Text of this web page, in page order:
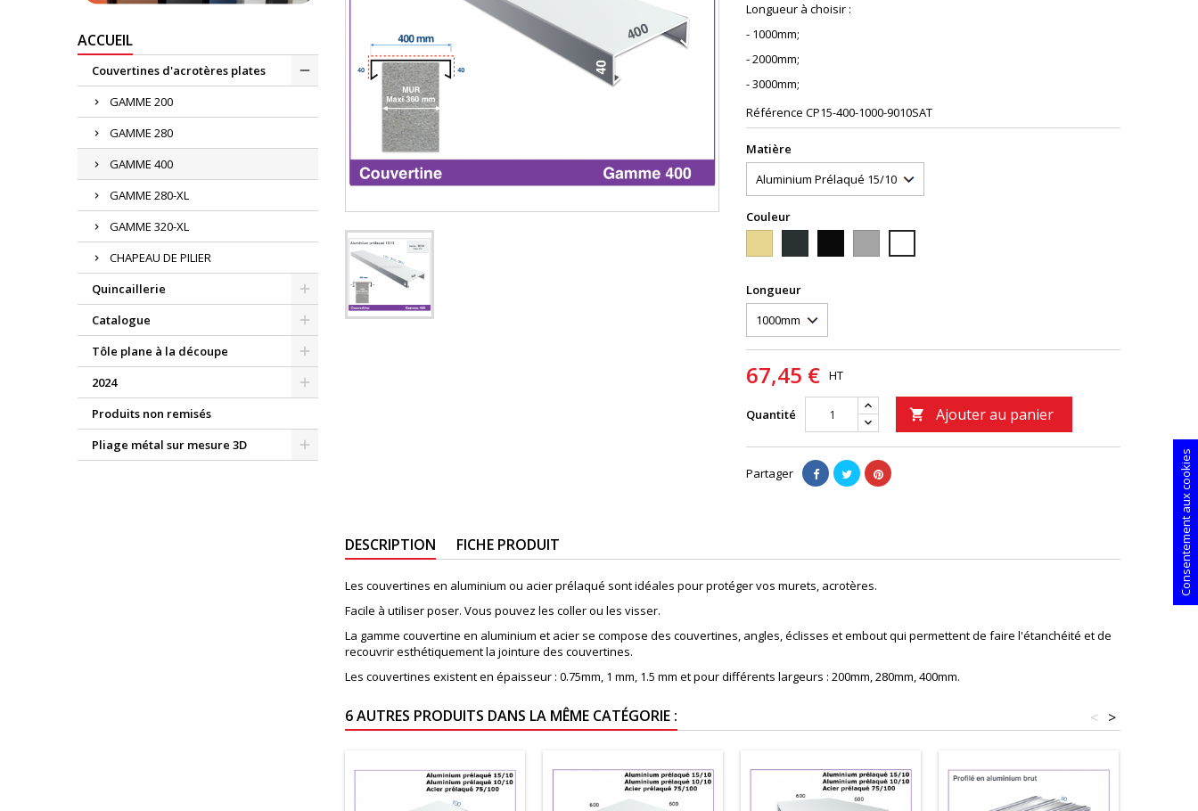
ACCUEIL
Couvertines d'acrotères plates
GAMME 200
GAMME 280
GAMME 400
GAMME 280-XL
GAMME 320-XL
CHAPEAU DE PILIER
Quincaillerie
Catalogue
Tôle plane à la découpe
2024
Produits non remisés
Pliage métal sur mesure 3D
Longueur à choisir :
- 1000mm;
- 2000mm;
- 3000mm;
Référence CP15-400-1000-9010SAT
Matière
Couleur
Longueur
67,45 € HT
Quantité  Ajouter au panier
Partager
DESCRIPTION FICHE PRODUIT
Les couvertines en aluminium ou acier prélaqué sont idéales pour protéger vos murets, acrotères.
Facile à utiliser poser. Vous pouvez les coller ou les visser.
La gamme couvertine en aluminium et acier se compose des couvertines, angles, éclisses et embout qui permettent de faire l'étanchéité et de
recouvrir esthétiquement la jointure des couvertines.
Les couvertines existent en épaisseur : 0.75mm, 1 mm, 1.5 mm et pour différents largeurs : 200mm, 280mm, 400mm.
6 AUTRES PRODUITS DANS LA MÊME CATÉGORIE : >
<
Consentement aux cookies